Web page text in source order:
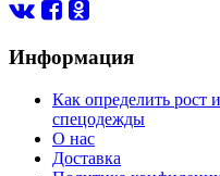
Информация
Как определить рост
спецодежды
О нас
Доставка